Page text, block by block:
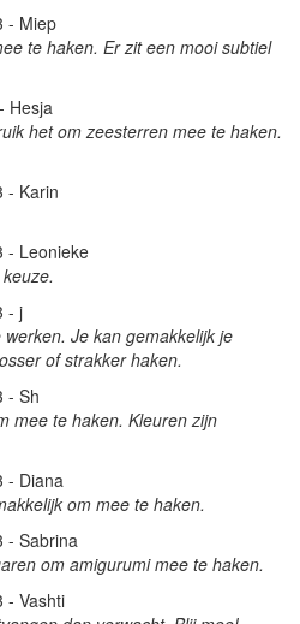
- Miep
te haken. Er zit een mooi subtiel
Hesja
het om zeesterren mee te haken.
- Karin
- Leonieke
- j
Je kan gemakkelijk je
of strakker haken.
- Sh
mee te haken. Kleuren zijn
- Diana
om mee te haken.
- Sabrina
om amigurumi mee te haken.
- Vashti